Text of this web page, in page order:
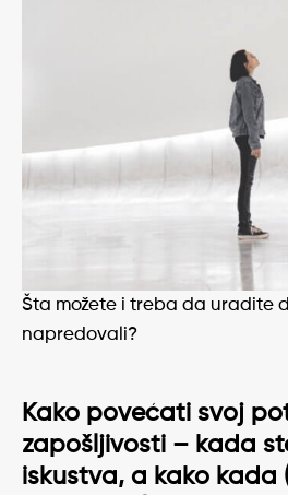
Šta možete i treba da uradite
napredovali?
Kako povećati svoj
zapošljivosti – kada
iskustva, a kako kada